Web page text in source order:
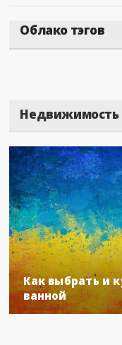
Облако тэгов
Недвижимость
Как выбрать и
ванной